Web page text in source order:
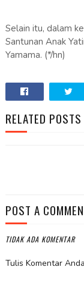
Selain itu, dalam
Santunan Anak
Yamama. (*/hn)
RELATED POSTS
POST A
TIDAK ADA KOMENTAR
Tulis Komentar